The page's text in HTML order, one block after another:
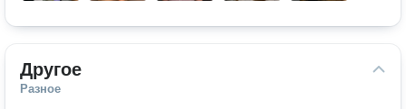
Другое
Разное